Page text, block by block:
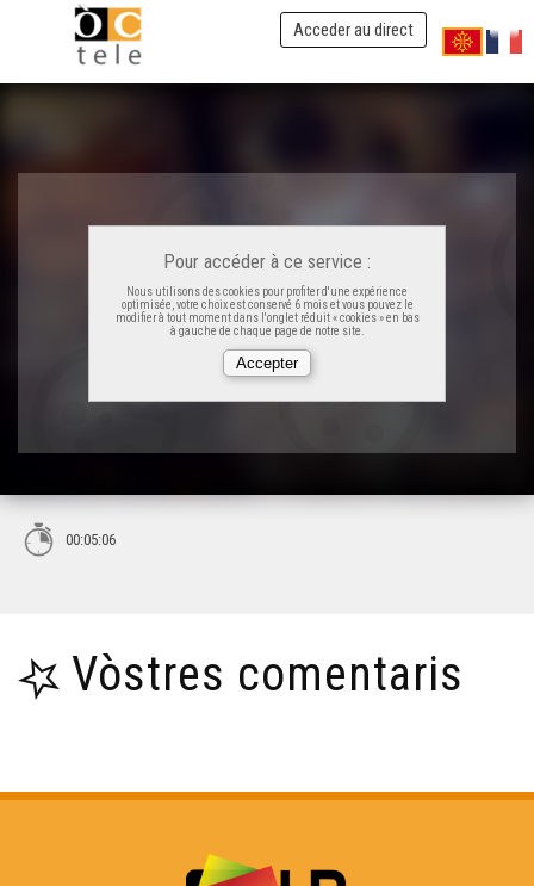
Acceder au direct
Pour accéder à ce service :
Nous utilisons des cookies pour profiter d'une expérience
optimisée, votre choix est conservé 6 mois et vous pouvez le
modifier à tout moment dans l'onglet réduit « cookies » en bas
à gauche de chaque page de notre site.
00:05:06
Vòstres comentaris